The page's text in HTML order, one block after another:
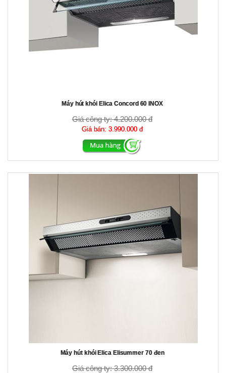
Máy hút khói Elica Concord 60 INOX
Giá công ty:4.200.000 đ
Giá bán: 3.990.000 đ
Máy hút khói Elica Elisummer 70 đen
Giá công ty:3.300.000 đ